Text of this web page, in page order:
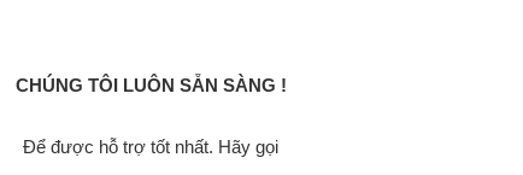
CHÚNG TÔI LUÔN SẴN SÀNG !
Để được hỗ trợ tốt nhất. Hãy gọi